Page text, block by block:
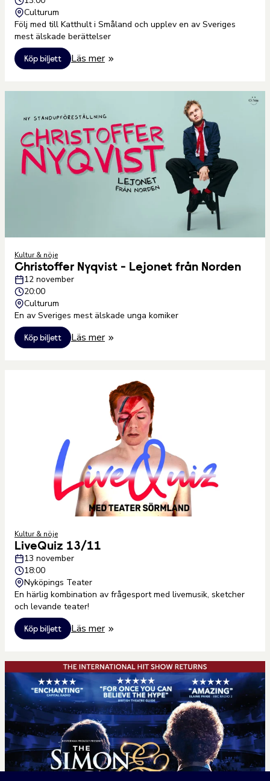
Culturum
Följ med till Katthult i Småland och upplev en av Sveriges
mest älskade berättelser
Köp biljett Läs mer
Kultur & nöje
Christoffer Nyqvist - Lejonet från Norden
12 november
20:00
Culturum
En av Sveriges mest älskade unga komiker
Köp biljett Läs mer
Kultur & nöje
LiveQuiz 13/11
13 november
18:00
Nyköpings Teater
En härlig kombination av frågesport med livemusik, sketcher
och levande teater!
Köp biljett Läs mer